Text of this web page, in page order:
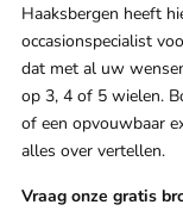
Haaksbergen heeft
occasionspecialist
dat met al uw
op 3, 4 of 5 wielen.
of een opvouwbaar
alles over vertellen.
Vraag onze gratis